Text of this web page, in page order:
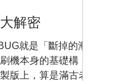
解密
就是「斷掉的漸
機本身的基礎構
版上，算是滿古老